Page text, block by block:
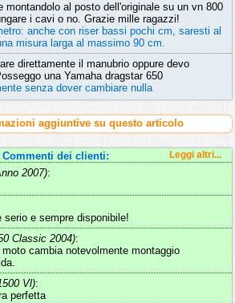
montandolo al posto dell'originale su un vn 800
i cavi o no. Grazie mille ragazzi!
anche con riser bassi pochi cm, saresti al
misura larga al massimo 90 cm.
direttamente il manubrio oppure devo
una Yamaha dragstar 650
senza dover cambiare nulla
aggiuntive su questo articolo
Commenti dei clienti: Leggi altri...
2007):
e sempre disponibile!
Classic 2004):
cambia notevolmente montaggio
Vl):
perfetta